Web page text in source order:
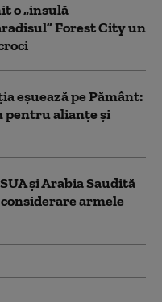
o „insulă
Forest City un
eșuează pe Pământ:
pentru alianțe și
și Arabia Saudită
armele